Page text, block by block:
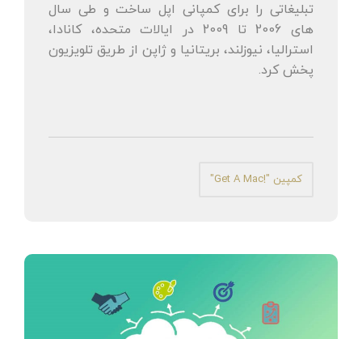
تبلیغاتی را برای کمپانی اپل ساخت و طی سال
های 2006 تا 2009 در ایالات متحده، کانادا،
استرالیا، نیوزلند، بریتانیا و ژاپن از طریق تلویزیون
پخش کرد.
کمپین "!Get A Mac"